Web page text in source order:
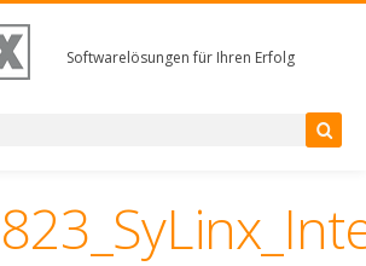
Softwarelösungen für Ihren Erfolg